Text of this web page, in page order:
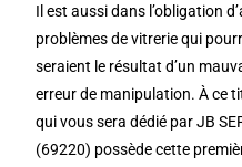
Il est aussi dans l’obligation
problèmes de vitrerie qui
seraient le résultat d’un
erreur de manipulation. À ce
qui vous sera dédié par JB
(69220) possède cette